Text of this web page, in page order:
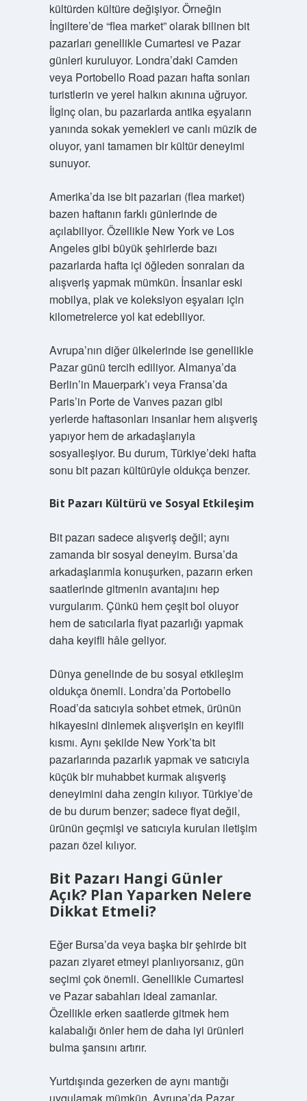
kültürden kültüre değişiyor. Örneğin
İngiltere’de “flea market” olarak bilinen bit
pazarları genellikle Cumartesi ve Pazar
günleri kuruluyor. Londra’daki Camden
veya Portobello Road pazarı hafta sonları
turistlerin ve yerel halkın akınına uğruyor.
İlginç olan, bu pazarlarda antika eşyaların
yanında sokak yemekleri ve canlı müzik de
oluyor, yani tamamen bir kültür deneyimi
sunuyor.
Amerika’da ise bit pazarları (flea market)
bazen haftanın farklı günlerinde de
açılabiliyor. Özellikle New York ve Los
Angeles gibi büyük şehirlerde bazı
pazarlarda hafta içi öğleden sonraları da
alışveriş yapmak mümkün. İnsanlar eski
mobilya, plak ve koleksiyon eşyaları için
kilometrelerce yol kat edebiliyor.
Avrupa’nın diğer ülkelerinde ise genellikle
Pazar günü tercih ediliyor. Almanya’da
Berlin’in Mauerpark’ı veya Fransa’da
Paris’in Porte de Vanves pazarı gibi
yerlerde haftasonları insanlar hem alışveriş
yapıyor hem de arkadaşlarıyla
sosyalleşiyor. Bu durum, Türkiye’deki hafta
sonu bit pazarı kültürüyle oldukça benzer.
Bit Pazarı Kültürü ve Sosyal Etkileşim
Bit pazarı sadece alışveriş değil; aynı
zamanda bir sosyal deneyim. Bursa’da
arkadaşlarımla konuşurken, pazarın erken
saatlerinde gitmenin avantajını hep
vurgularım. Çünkü hem çeşit bol oluyor
hem de satıcılarla fiyat pazarlığı yapmak
daha keyifli hâle geliyor.
Dünya genelinde de bu sosyal etkileşim
oldukça önemli. Londra’da Portobello
Road’da satıcıyla sohbet etmek, ürünün
hikayesini dinlemek alışverişin en keyifli
kısmı. Aynı şekilde New York’ta bit
pazarlarında pazarlık yapmak ve satıcıyla
küçük bir muhabbet kurmak alışveriş
deneyimini daha zengin kılıyor. Türkiye’de
de bu durum benzer; sadece fiyat değil,
ürünün geçmişi ve satıcıyla kurulan iletişim
pazarı özel kılıyor.
Bit Pazarı Hangi Günler
Açık? Plan Yaparken Nelere
Dikkat Etmeli?
Eğer Bursa’da veya başka bir şehirde bit
pazarı ziyaret etmeyi planlıyorsanız, gün
seçimi çok önemli. Genellikle Cumartesi
ve Pazar sabahları ideal zamanlar.
Özellikle erken saatlerde gitmek hem
kalabalığı önler hem de daha iyi ürünleri
bulma şansını artırır.
Yurtdışında gezerken de aynı mantığı